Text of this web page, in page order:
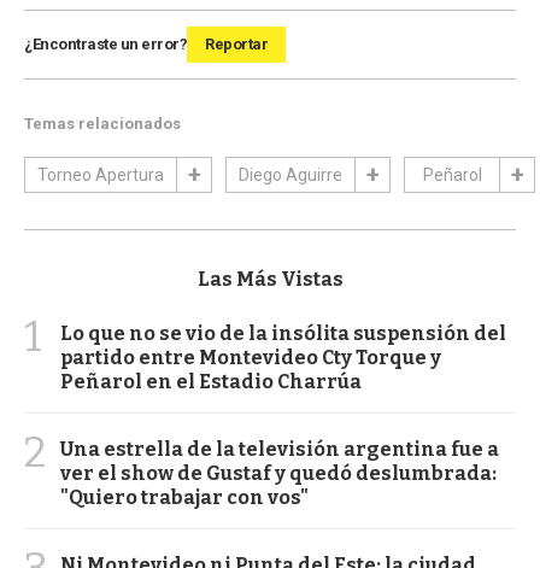
¿Encontraste un error? Reportar
Temas relacionados
Torneo Apertura Diego Aguirre Peñarol
Las Más Vistas
1
Lo que no se vio de la insólita suspensión del
partido entre Montevideo Cty Torque y
Peñarol en el Estadio Charrúa
2
Una estrella de la televisión argentina fue a
ver el show de Gustaf y quedó deslumbrada:
"Quiero trabajar con vos"